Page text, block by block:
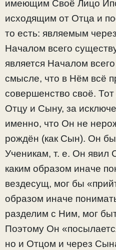
имеющим Своё Лицо
исходящим от Отца и
то есть: являемым
Началом всего
является Началом
смысле, что в Нём всё
совершенство своё.
Отцу и Сыну, за
именно, что Он не
рождён (как Сын). Он
Ученикам, т. е. Он явил
каким образом иначе
вездесущ, мог бы
образом иначе
разделим с Ним, мог
Поэтому Он
но и Отцом и через